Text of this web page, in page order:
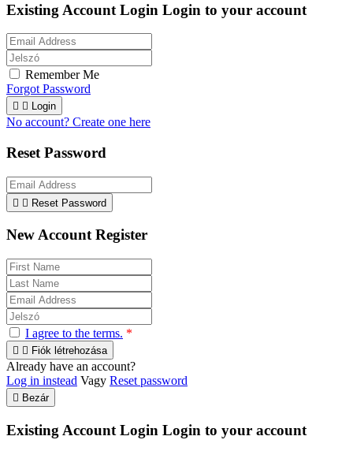
Existing Account Login Login to your account
Remember Me
Forgot Password
  Login
No account? Create one here
Reset Password
  Reset Password
New Account Register
I agree to the terms. *
  Fiók létrehozása
Already have an account?
Log in instead Vagy Reset password
 Bezár
Existing Account Login Login to your account